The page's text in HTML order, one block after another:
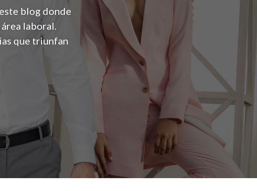
blog donde
laboral.
que triunfan